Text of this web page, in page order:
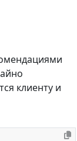
клиенту и